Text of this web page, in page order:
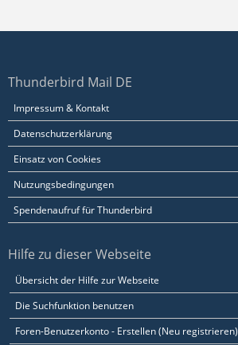
Thunderbird Mail DE
Impressum & Kontakt
Datenschutzerklärung
Einsatz von Cookies
Nutzungsbedingungen
Spendenaufruf für Thunderbird
Hilfe zu dieser Webseite
Übersicht der Hilfe zur Webseite
Die Suchfunktion benutzen
Foren-Benutzerkonto - Erstellen (Neu registrieren)